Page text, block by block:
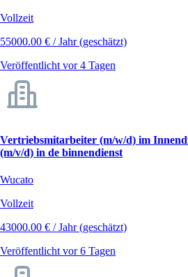
Vollzeit
55000.00 € / Jahr (geschätzt)
Veröffentlicht vor 4 Tagen
Vertriebsmitarbeiter (m/w/d) im
(m/v/d) in de binnendienst
Wucato
Vollzeit
43000.00 € / Jahr (geschätzt)
Veröffentlicht vor 6 Tagen